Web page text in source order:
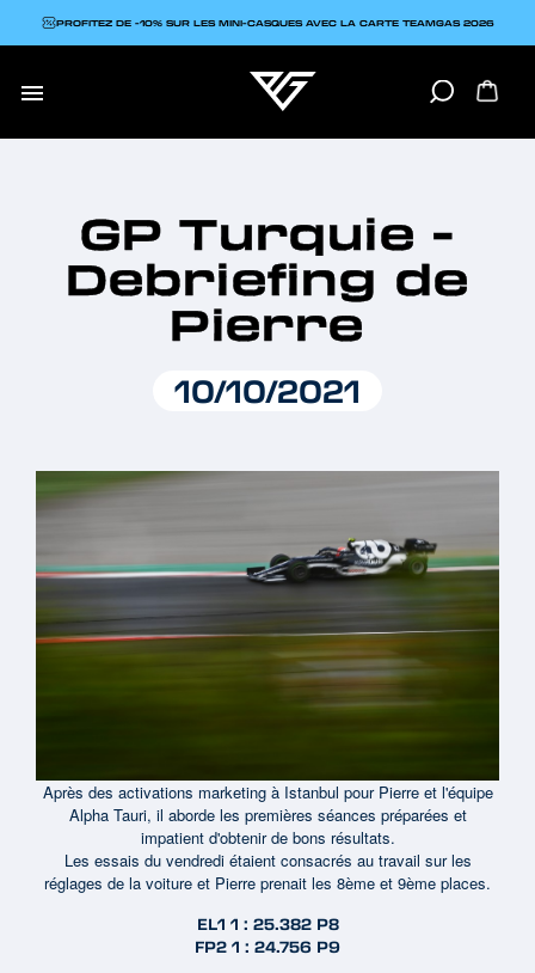

PROFITEZ DE -10% SUR LES MINI-CASQUES AVEC LA CARTE TEAMGAS 2026
GP Turquie -
Debriefing de
Pierre
10/10/2021
Après des activations marketing à Istanbul pour Pierre et l'équipe
Alpha Tauri, il aborde les premières séances préparées et
impatient d'obtenir de bons résultats.
Les essais du vendredi étaient consacrés au travail sur les
réglages de la voiture et Pierre prenait les 8ème et 9ème places.
EL1 1 : 25.382 P8
FP2 1 : 24.756 P9